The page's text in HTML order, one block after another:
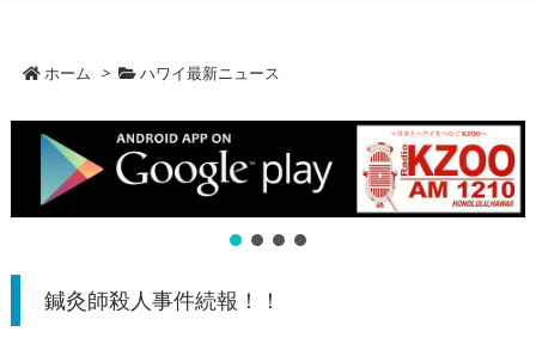
ホーム > ハワイ最新ニュース
鍼灸師殺人事件続報！！